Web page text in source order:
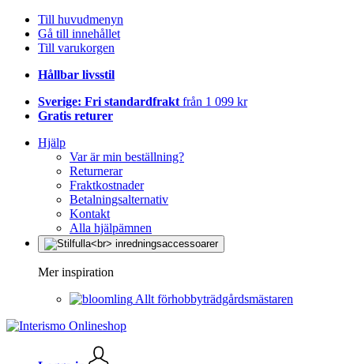
Till huvudmenyn
Gå till innehållet
Till varukorgen
Hållbar livsstil
Sverige: Fri standardfrakt från 1 099 kr
Gratis returer
Hjälp
Var är min beställning?
Returnerar
Fraktkostnader
Betalningsalternativ
Kontakt
Alla hjälpämnen
Mer inspiration
Allt förhobbyträdgårdsmästaren